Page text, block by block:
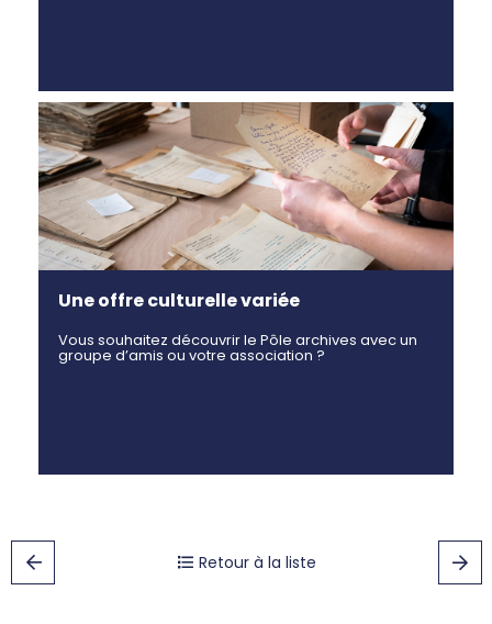
Une offre culturelle variée
Vous souhaitez découvrir le Pôle archives avec un
groupe d’amis ou votre association ?
Retour à la liste